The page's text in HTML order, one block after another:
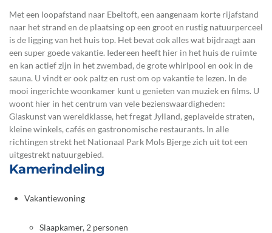
Met een loopafstand naar Ebeltoft, een aangenaam korte rijafstand
naar het strand en de plaatsing op een groot en rustig natuurperceel
is de ligging van het huis top. Het bevat ook alles wat bijdraagt aan
een super goede vakantie. Iedereen heeft hier in het huis de ruimte
en kan actief zijn in het zwembad, de grote whirlpool en ook in de
sauna. U vindt er ook paltz en rust om op vakantie te lezen. In de
mooi ingerichte woonkamer kunt u genieten van muziek en films. U
woont hier in het centrum van vele bezienswaardigheden:
Glaskunst van wereldklasse, het fregat Jylland, geplaveide straten,
kleine winkels, cafés en gastronomische restaurants. In alle
richtingen strekt het Nationaal Park Mols Bjerge zich uit tot een
uitgestrekt natuurgebied.
Kamerindeling
Vakantiewoning
Slaapkamer, 2 personen